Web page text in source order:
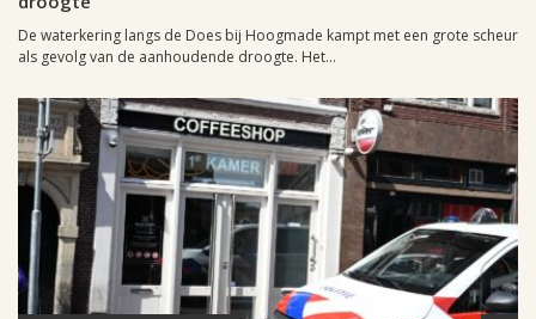
De waterkering langs de Does bij Hoogmade kampt met een grote scheur
als gevolg van de aanhoudende droogte. Het...